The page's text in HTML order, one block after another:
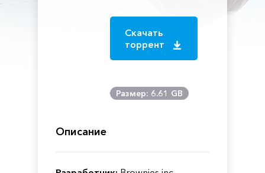
Скачать
торрент
Размер: 6.61 GB
Описание